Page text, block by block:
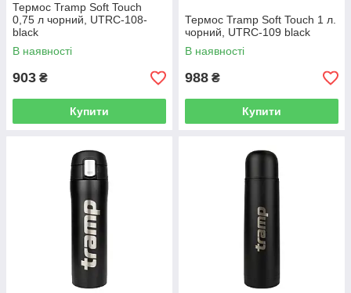
Термос Tramp Soft Touch
0,75 л чорний, UTRC-108-
black
В наявності
903 ₴
Купити
Термос Tramp Soft Touch 1 л.
чорний, UTRC-109 black
В наявності
988 ₴
Купити